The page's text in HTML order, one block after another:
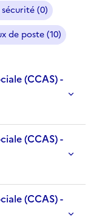
(0)
de poste (10)